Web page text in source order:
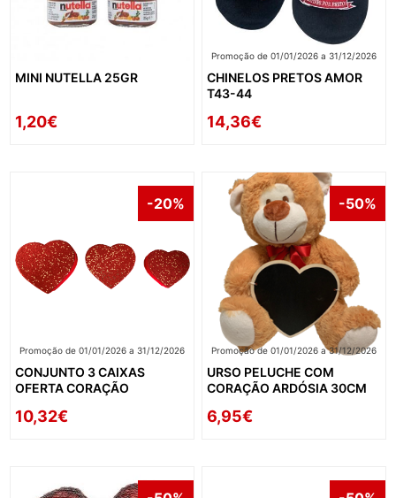
MINI NUTELLA 25GR
1,20€
Promoção de 01/01/2026 a 31/12/2026
CHINELOS PRETOS AMOR
T43-44
14,36€
-20%
Promoção de 01/01/2026 a 31/12/2026
CONJUNTO 3 CAIXAS
OFERTA CORAÇÃO
10,32€
-50%
Promoção de 01/01/2026 a 31/12/2026
URSO PELUCHE COM
CORAÇÃO ARDÓSIA 30CM
6,95€